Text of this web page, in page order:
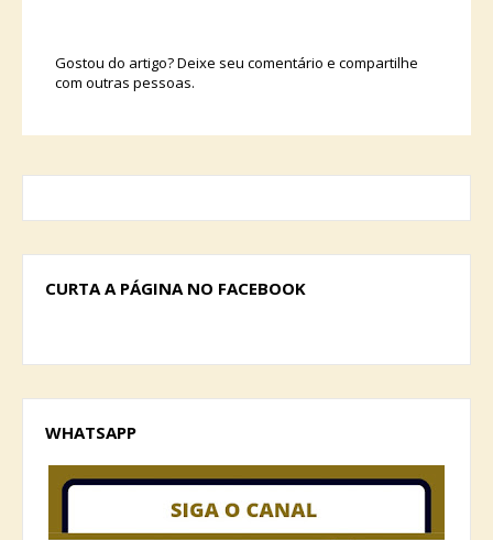
Gostou do artigo? Deixe seu comentário e compartilhe
com outras pessoas.
CURTA A PÁGINA NO FACEBOOK
WHATSAPP